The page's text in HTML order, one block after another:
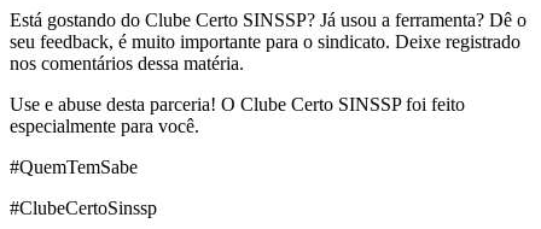
Está gostando do Clube Certo SINSSP? Já usou a ferramenta? Dê o
seu feedback, é muito importante para o sindicato. Deixe registrado
nos comentários dessa matéria.
Use e abuse desta parceria! O Clube Certo SINSSP foi feito
especialmente para você.
#QuemTemSabe
#ClubeCertoSinssp